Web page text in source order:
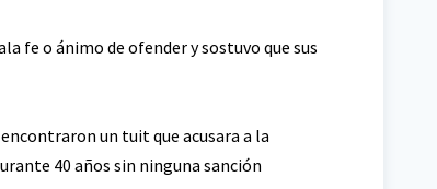
fe o ánimo de ofender y sostuvo que sus
un tuit que acusara a la
40 años sin ninguna sanción